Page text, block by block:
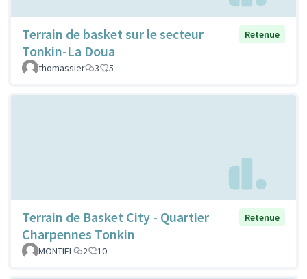
Terrain de basket sur le secteur
Tonkin-La Doua
Retenue
thomassier 3 5
Terrain de Basket City - Quartier
Charpennes Tonkin
Retenue
MONTIEL 2 10